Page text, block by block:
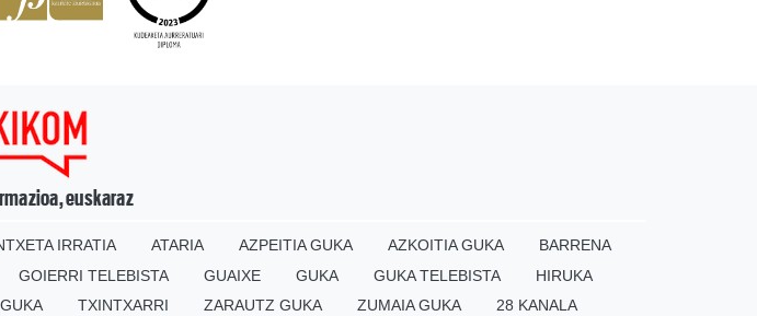
euskaraz
IRRATIA ATARIA AZPEITIA GUKA AZKOITIA GUKA
BARRENA
GOIERRI TELEBISTA GUAIXE GUKA GUKA TELEBISTA
HIRUKA
TXINTXARRI ZARAUTZ GUKA ZUMAIA GUKA 28 KANALA